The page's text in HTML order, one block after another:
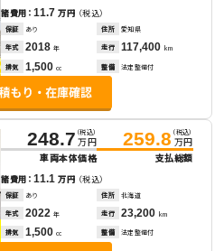
諸費用：11.7万円 （税込）
保証 あり 住所 愛知県
年式 2018 年 走行 117,400 km
排気 1,500 cc 整備 法定整備付
248.7 （税込）
万円
車両本体価格
259.8 （税込）
万円
支払総額
諸費用：11.1万円 （税込）
保証 あり 住所 北海道
年式 2022 年 走行 23,200 km
排気 1,500 cc 整備 法定整備付